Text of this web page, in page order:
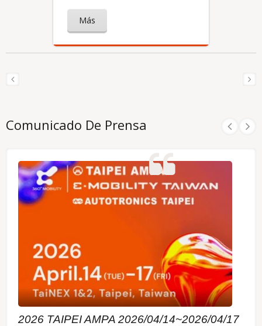
Más
Comunicado De Prensa
2026 TAIPEI AMPA 2026/04/14~2026/04/17